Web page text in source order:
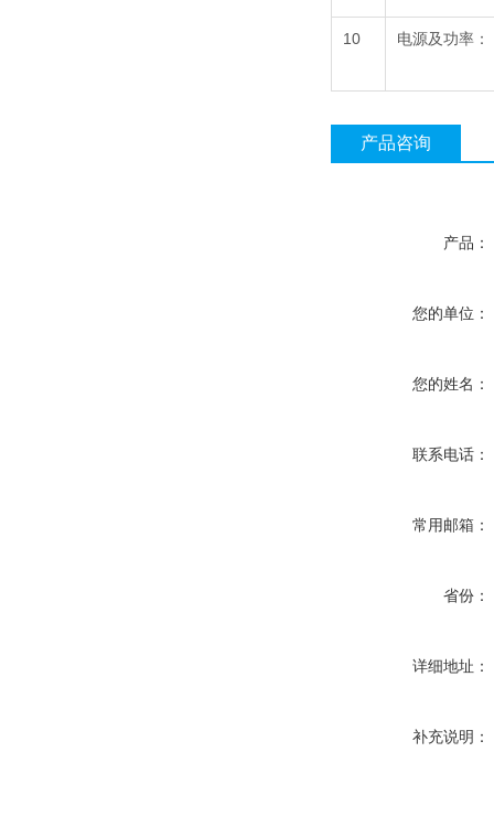
10 电源及功率：
产品咨询
产品：
您的单位：
您的姓名：
联系电话：
常用邮箱：
省份：
详细地址：
补充说明：